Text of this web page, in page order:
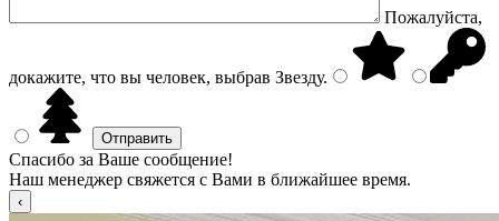
Пожалуйста,
докажите, что вы человек, выбрав Звезду.
Спасибо за Ваше сообщение!
Наш менеджер свяжется с Вами в ближайшее время.